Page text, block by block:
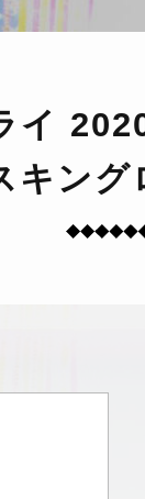
イ
キング